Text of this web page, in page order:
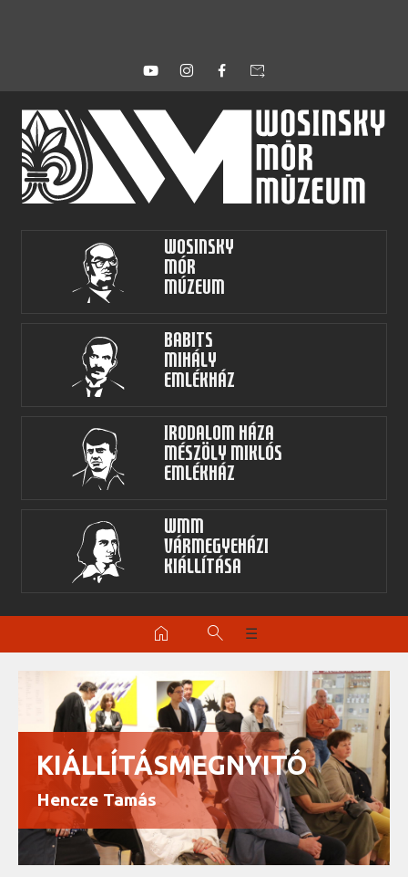
forward_to_inbox
Wosinsky
Mór
Múzeum
Babits
Mihály
Emlékház
Irodalom Háza
Mészöly Miklós
Emlékház
WMM
Vármegyeházi
kiállítása
home search ☰
KIÁLLÍTÁSMEGNYITÓ
Hencze Tamás